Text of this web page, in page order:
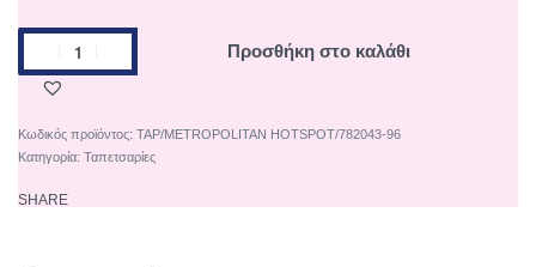
Προσθήκη στο καλάθι
TAP/METROPOLITAN HOTSPOT/782043-96
Κατηγορία: Ταπετσαρίες
SHARE